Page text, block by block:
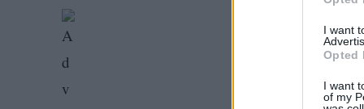
I want
Opted
I want
of my